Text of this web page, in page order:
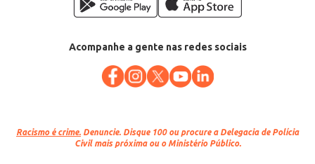
Acompanhe a gente nas redes sociais
Racismo é crime. Denuncie. Disque 100 ou procure a Delegacia de Polícia
Civil mais próxima ou o Ministério Público.